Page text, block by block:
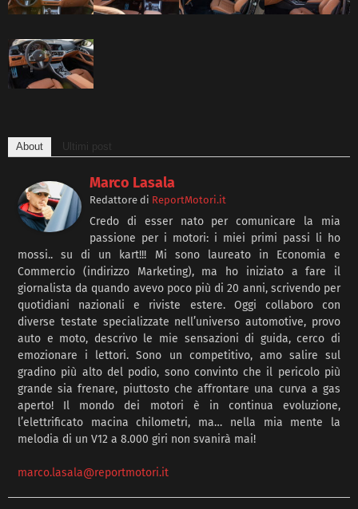
About Ultimi post
Marco Lasala
Redattore di ReportMotori.it
Credo di esser nato per comunicare la mia
passione per i motori: i miei primi passi li ho
mossi.. su di un kart!!! Mi sono laureato in Economia e
Commercio (indirizzo Marketing), ma ho iniziato a fare il
giornalista da quando avevo poco più di 20 anni, scrivendo per
quotidiani nazionali e riviste estere. Oggi collaboro con
diverse testate specializzate nell’universo automotive, provo
auto e moto, descrivo le mie sensazioni di guida, cerco di
emozionare i lettori. Sono un competitivo, amo salire sul
gradino più alto del podio, sono convinto che il pericolo più
grande sia frenare, piuttosto che affrontare una curva a gas
aperto! Il mondo dei motori è in continua evoluzione,
l’elettrificato macina chilometri, ma… nella mia mente la
melodia di un V12 a 8.000 giri non svanirà mai!
marco.lasala@reportmotori.it